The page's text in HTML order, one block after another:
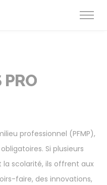
PRO
professionnel (PFMP),
Si plusieurs
scolarité, ils offrent aux
faire, des innovations,